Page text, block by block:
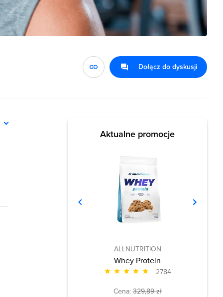
Dołącz do dyskusji
Aktualne promocje
ALLNUTRITION
Whey Protein
2784
Cena:329,89 zł